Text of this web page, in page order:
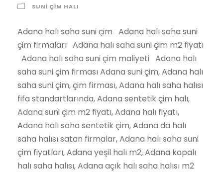
SUNI ÇIM HALI
Adana halı saha suni çim Adana halı saha suni
çim firmaları Adana halı saha suni çim m2 fiyatı
Adana halı saha suni çim maliyeti Adana halı
saha suni çim firması Adana suni çim, Adana halı
saha suni çim, çim firması, Adana halı saha halısı
fifa standartlarında, Adana sentetik çim halı,
Adana suni çim m2 fiyatı, Adana halı fiyatı,
Adana halı saha sentetik çim, Adana da halı
saha halısı satan firmalar, Adana halı saha suni
çim fiyatları, Adana yeşil halı m2, Adana kapalı
halı saha halısı, Adana açık halı saha halısı m2